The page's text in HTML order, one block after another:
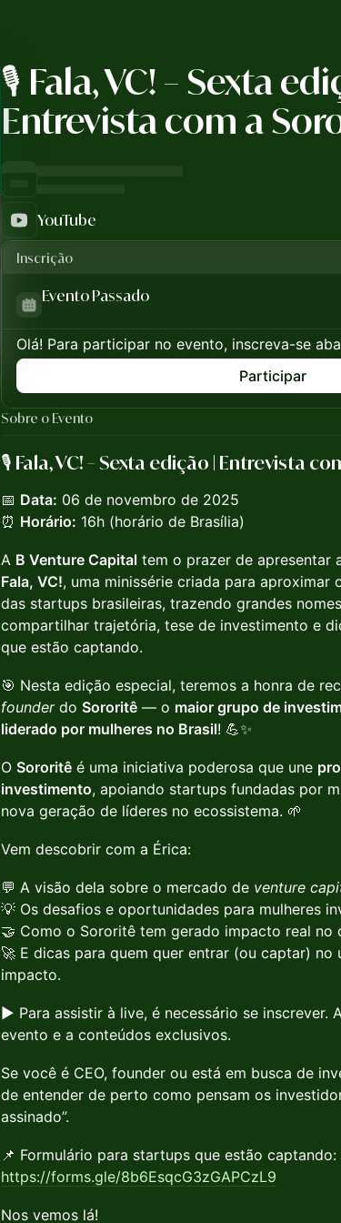
🎙️ Fala, VC! – Sexta
Entrevista com a
YouTube
Inscrição
Evento Passado
Olá! Para participar no evento, inscreva-se
Participar
Sobre o Evento
🎙️ Fala, VC! – Sexta edição | Entrevista
📅 Data: 06 de novembro de 2025
⏰ Horário: 16h (horário de Brasília)
A B Venture Capital tem o prazer de apresentar
Fala, VC!, uma minissérie criada para aproximar
das startups brasileiras, trazendo grandes
compartilhar trajetória, tese de investimento e
que estão captando.
🎯 Nesta edição especial, teremos a honra de
founderdo Sororitê — o maior grupo de
liderado por mulheres no Brasil! 💪✨
O Sororitê é uma iniciativa poderosa que une
investimento, apoiando startups fundadas por
nova geração de líderes no ecossistema. 🌱
Vem descobrir com a Érica:
💬 A visão dela sobre o mercado de venture
💡 Os desafios e oportunidades para mulheres
🤝 Como o Sororitê tem gerado impacto real no
🚀 E dicas para quem quer entrar (ou captar)
impacto.
▶️ Para assistir à live, é necessário se inscrever.
evento e a conteúdos exclusivos.
Se você é CEO, founder ou está em busca de
de entender de perto como pensam os
assinado”.
📌 Formulário para startups que estão captando:
https://forms.gle/8b6EsqcG3zGAPCzL9
Nos vemos lá!